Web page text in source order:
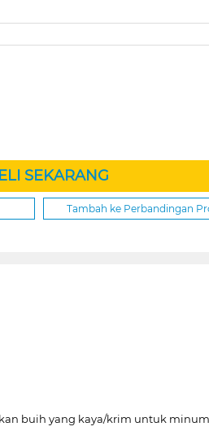
SEKARANG
Tambah ke Perbandingan
buih yang kaya/krim untuk